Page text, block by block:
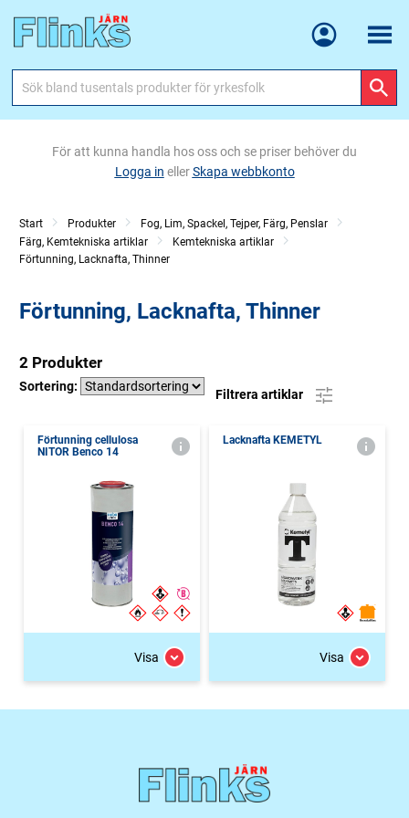
Meny
För att kunna handla hos oss och se priser behöver du
Logga in ellerSkapa webbkonto
Start Produkter
Fog, Lim, Spackel, Tejper, Färg, Penslar
Färg, Kemtekniska artiklar
Kemtekniska artiklar
Förtunning, Lacknafta, Thinner
Förtunning, Lacknafta, Thinner
2 Produkter
Sortering:
Filtrera artiklar
Förtunning cellulosa
NITOR Benco 14
Visa
Lacknafta KEMETYL
Visa